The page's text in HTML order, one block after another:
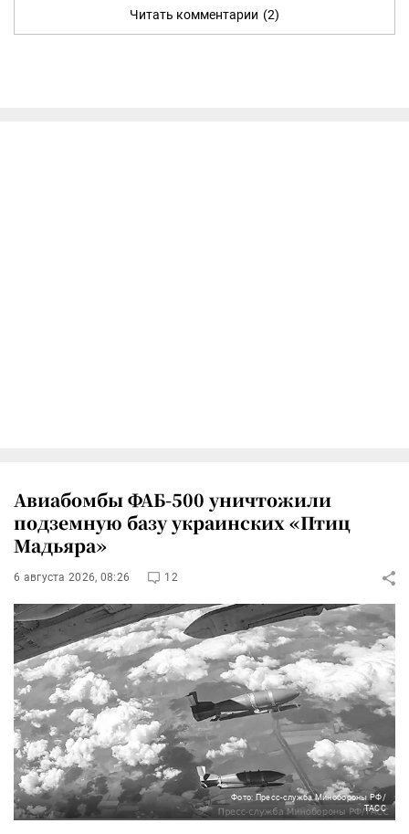
Читать комментарии (2)
Авиабомбы ФАБ-500 уничтожили
подземную базу украинских «Птиц
Мадьяра»
6 августа 2026, 08:26 12
Фото: Пресс-служба Минобороны РФ/
ТАСС